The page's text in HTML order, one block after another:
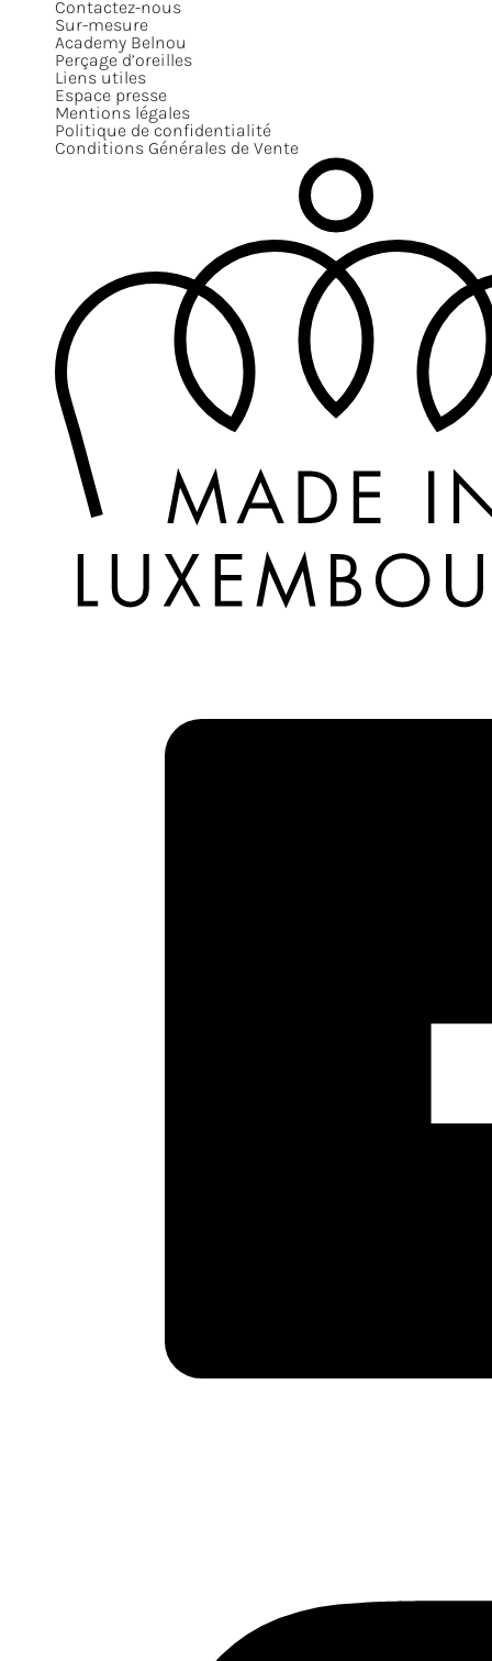
Contactez-nous
Sur-mesure
Academy Belnou
Perçage d’oreilles
Liens utiles
Espace presse
Mentions légales
Politique de confidentialité
Conditions Générales de Vente